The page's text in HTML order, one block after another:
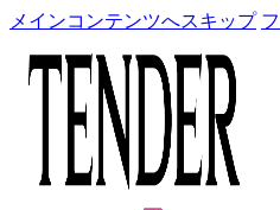
メインコンテンツへスキップ